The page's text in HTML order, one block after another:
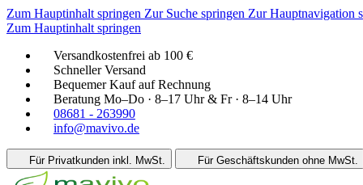
Zum Hauptinhalt springen Zur Suche springen Zur Hauptnavigation
Zum Hauptinhalt springen
Versandkostenfrei ab 100 €
Schneller Versand
Bequemer Kauf auf Rechnung
Beratung Mo–Do · 8–17 Uhr & Fr · 8–14 Uhr
08681 - 263990
info@mavivo.de
Für Privatkunden inkl. MwSt. Für Geschäftskunden ohne MwSt.